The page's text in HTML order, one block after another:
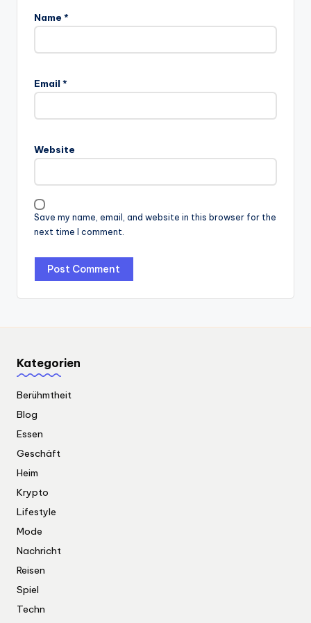
Name *
Email *
Website
Save my name, email, and website in this browser for the
next time I comment.
Kategorien
Berühmtheit
Blog
Essen
Geschäft
Heim
Krypto
Lifestyle
Mode
Nachricht
Reisen
Spiel
Techn